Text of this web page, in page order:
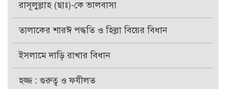
রাসূলুল্লাহ (ছাঃ)-কে ভালবাসা
তালাকের শারঈ পদ্ধতি ও হিল্লা বিয়ের বিধান
ইসলামে দাড়ি রাখার বিধান
হজ্জ : গুরুত্ব ও ফযীলত